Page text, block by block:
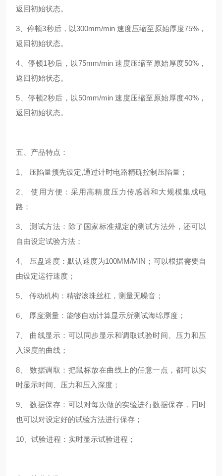
返回初始状态。
3、停顿3秒后，以300mm/min 速度压缩至原始厚度75%，
返回初始状态。
4、停顿1秒后，以75mm/min 速度压缩至原始厚度50%，
返回初始状态。
5、停顿2秒后，以50mm/min 速度压缩至原始厚度40%，
返回初始状态。
五、产品特点：
1、 压陷量预先设定,通过计时电路精确控制压陷量；
2、 使用方便：采用高精度压力传感器和大规模集成电
路；
3、 测试方法：除了国家标准规定的测试方法外，还可以
自由设定试验方法；
4、 压盘速度：默认速度为100MM/MIN；可以根据需要自
由设定运行速度；
5、 传动机构：精密滚珠丝杠，测量无噪音；
6、 厚度测量：能够自动计算显示所测试海绵厚度；
7、 曲线显示：可以同步显示和调取试验时间、压力和压
入深度的曲线；
8、 数据调取：把鼠标放在曲线上的任意一点，都可以实
时显示时间、压力和压入深度；
9、 数据保存：可以对每次做的实验进行数据保存，同时
也可以对设定好的试验方法进行保存；
10、试验进程：实时显示试验进程；